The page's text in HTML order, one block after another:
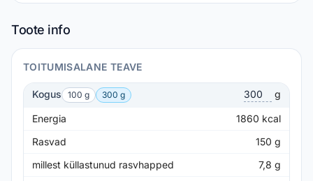
Toote info
TOITUMISALANE TEAVE
Kogus 100 g 300 g g
Energia 1860 kcal
Rasvad
150 g
millest küllastunud rasvhapped
7,8 g